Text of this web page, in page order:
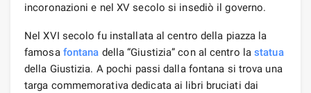
incoronazioni e nel XV secolo si insediò il governo.
Nel XVI secolo fu installata al centro della piazza la
famosa fontana della “Giustizia” con al centro lastatua
della Giustizia. A pochi passi dalla fontana si trova una
targa commemorativa dedicata ai libri bruciati dai